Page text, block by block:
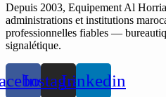
Depuis 2003, Equipement Al
administrations et institutions
professionnelles fiables —
signalétique.
InstagramLinkedin